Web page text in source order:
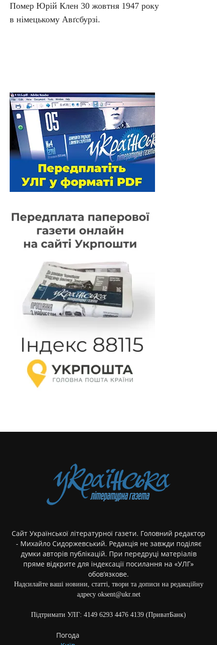
Помер Юрій Клен 30 жовтня 1947 року
в німецькому Авґсбурзі.
Сайт Української літературної газети. Головний редактор
- Михайло Сидоржевський. Редакція не завжди поділяє
думки авторів публікацій. При передруці матеріалів
пряме відкрите для індексації посилання на «УЛГ»
обов’язкове.
Надсилайте ваші новини, статті, твори та дописи на редакційну
адресу oksent@ukr.net
Підтримати УЛГ: 4149 6293 4476 4139 (ПриватБанк)
Погода